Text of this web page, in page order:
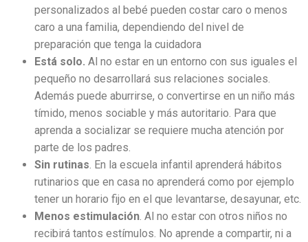
personalizados al bebé pueden costar caro o menos
caro a una familia, dependiendo del nivel de
preparación que tenga la cuidadora
Está solo. Al no estar en un entorno con sus iguales el
pequeño no desarrollará sus relaciones sociales.
Además puede aburrirse, o convertirse en un niño más
tímido, menos sociable y más autoritario. Para que
aprenda a socializar se requiere mucha atención por
parte de los padres.
Sin rutinas . En la escuela infantil aprenderá hábitos
rutinarios que en casa no aprenderá como por ejemplo
tener un horario fijo en el que levantarse, desayunar, etc.
Menos estimulación . Al no estar con otros niños no
recibirá tantos estímulos. No aprende a compartir, ni a